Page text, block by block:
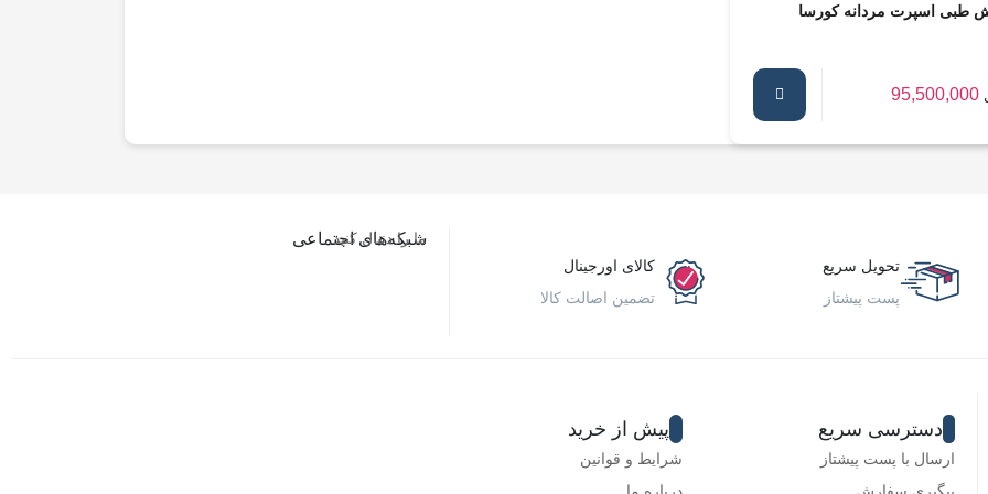
طبی اسپرت مردانه کورسا
95,500,000
تحویل سریع
پست پیشتاز
کالای اورجینال
تضمین اصالت کالا
شبکه‌های اجتماعی
ما را دنبال کنید…
دسترسی سریع
ارسال با پست پیشتاز
پیش از خرید
شرایط و قوانین